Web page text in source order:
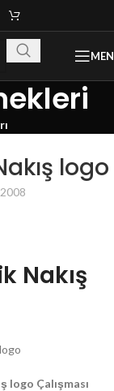
logo
Nakış
logo Çalışması